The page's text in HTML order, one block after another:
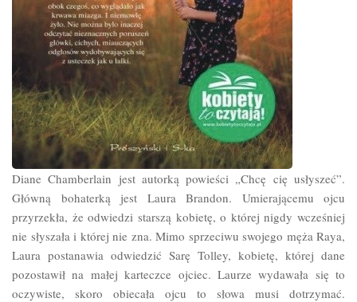
Diane Chamberlain jest autorką powieści „Chcę cię usłyszeć”.
Główną bohaterką jest Laura Brandon. Umierającemu ojcu
przyrzekła, że odwiedzi starszą kobietę, o której nigdy wcześniej
nie słyszała i której nie zna. Mimo sprzeciwu swojego męża Raya,
Laura postanawia odwiedzić Sarę Tolley, kobietę, której dane
pozostawił na małej karteczce ojciec. Laurze wydawała się to
oczywiste, skoro obiecała ojcu to słowa musi dotrzymać.